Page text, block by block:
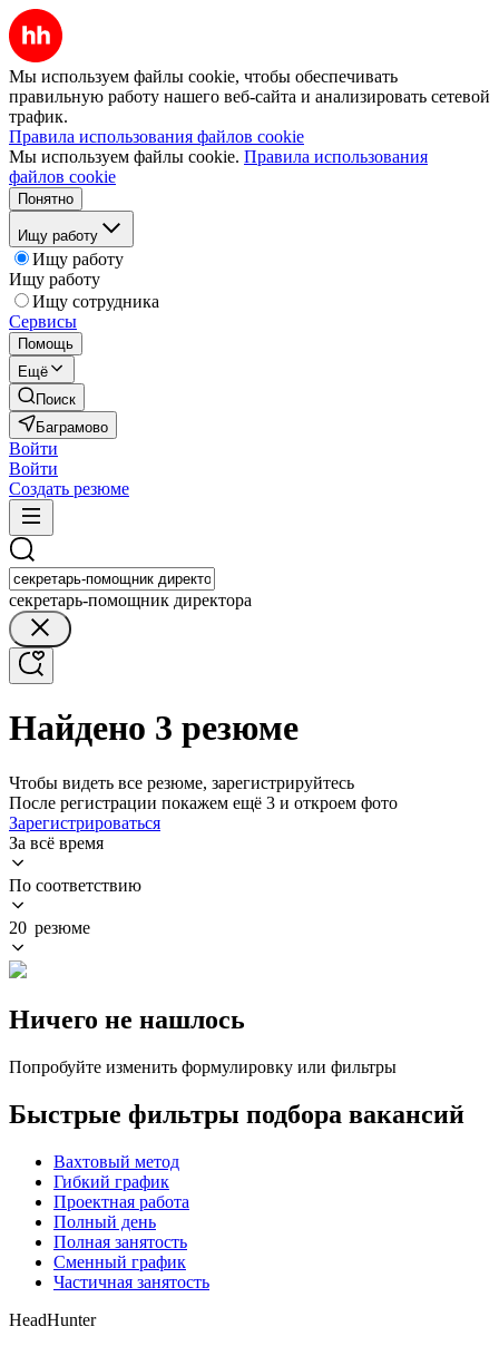
Мы используем файлы cookie, чтобы обеспечивать
правильную работу нашего веб-сайта и анализировать сетевой
трафик.
Правила использования файлов cookie
Мы используем файлы cookie. Правила использования
файлов cookie
Понятно
Ищу работу
Ищу работу
Ищу работу
Ищу сотрудника
Сервисы
Помощь
Ещё
Поиск
Баграмово
Войти
Войти
Создать резюме
секретарь-помощник директора
Найдено 3 резюме
Чтобы видеть все резюме, зарегистрируйтесь
После регистрации покажем ещё 3 и откроем фото
Зарегистрироваться
За всё время
По соответствию
20 резюме
Ничего не нашлось
Попробуйте изменить формулировку или фильтры
Быстрые фильтры подбора вакансий
Вахтовый метод
Гибкий график
Проектная работа
Полный день
Полная занятость
Сменный график
Частичная занятость
HeadHunter